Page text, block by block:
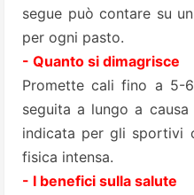
segue può contare su
per ogni pasto.
- Quanto si dimagrisce
Promette cali fino a 5-
seguita a lungo a causa
indicata per gli sportivi
fisica intensa.
- I benefici sulla salute